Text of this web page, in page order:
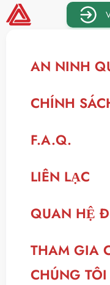
AN NINH
CHÍNH
F.A.Q.
LIÊN LẠC
QUAN HỆ
THAM GIA
CHÚNG TÔI